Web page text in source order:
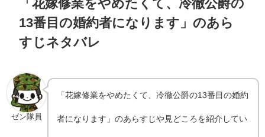
「花嫁修業をやめたくて、冷徹公爵の
13番目の婚約者になります」のあら
すじネタバレ
ゼン隊員
「花嫁修業をやめたくて、冷徹公爵の13番目の婚約
者になります」のあらすじや見どころを紹介してい